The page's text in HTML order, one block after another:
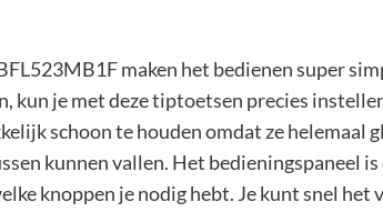
maken het bedienen super
kun je met deze tiptoetsen precies
schoon te houden omdat ze helemaal
kunnen vallen. Het bedieningspaneel
knoppen je nodig hebt. Je kunt snel het